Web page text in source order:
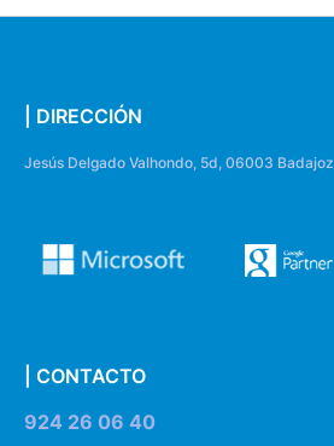
| DIRECCIÓN
Jesús Delgado Valhondo, 5d, 06003 Badajoz
| CONTACTO
924 26 06 40